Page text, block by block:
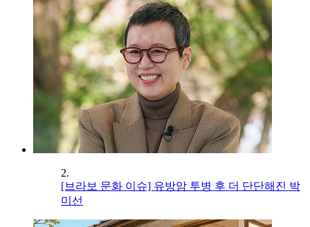
2.
[브라보 문화 이슈] 유방암 투병 후 더 단단해진 박
미선